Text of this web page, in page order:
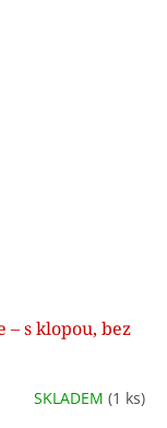
– s klopou, bez
SKLADEM (1 ks)